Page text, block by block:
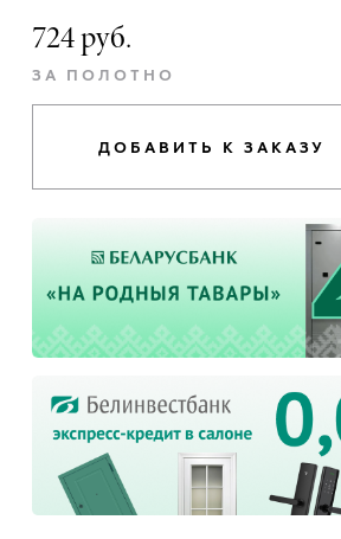
724 руб.
ЗА ПОЛОТНО
ДОБАВИТЬ К ЗАКАЗУ